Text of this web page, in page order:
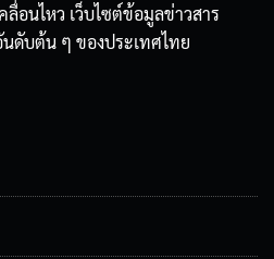
อนไหว เว็บไซต์ข้อมูลข่าวสาร
ดับต้น ๆ ของประเทศไทย